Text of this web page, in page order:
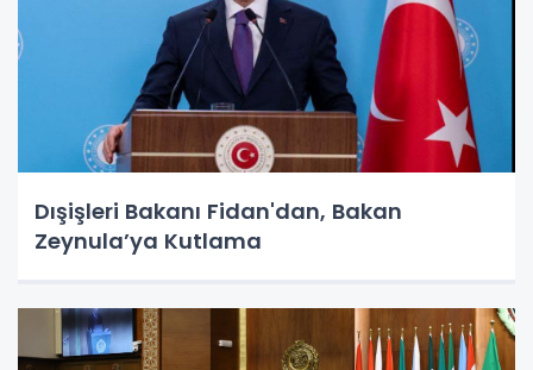
Dışişleri Bakanı Fidan'dan, Bakan
Zeynula’ya Kutlama